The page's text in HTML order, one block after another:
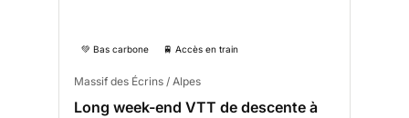
💚 Bas carbone 🚆 Accès en train
Massif des Écrins / Alpes
Long week-end VTT de descente à